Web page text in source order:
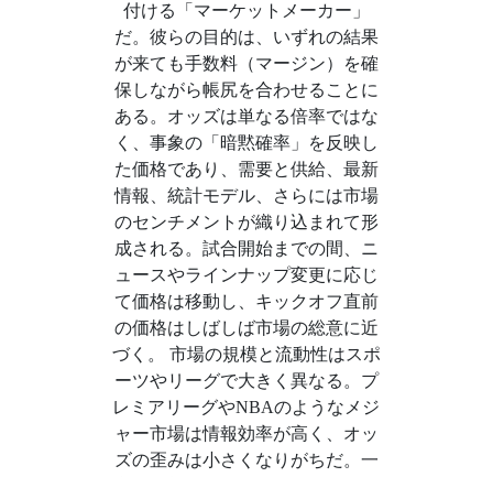
付ける「マーケットメーカー」
だ。彼らの目的は、いずれの結果
が来ても手数料（マージン）を確
保しながら帳尻を合わせることに
ある。オッズは単なる倍率ではな
く、事象の「暗黙確率」を反映し
た価格であり、需要と供給、最新
情報、統計モデル、さらには市場
のセンチメントが織り込まれて形
成される。試合開始までの間、ニ
ュースやラインナップ変更に応じ
て価格は移動し、キックオフ直前
の価格はしばしば市場の総意に近
づく。 市場の規模と流動性はスポ
ーツやリーグで大きく異なる。プ
レミアリーグやNBAのようなメジ
ャー市場は情報効率が高く、オッ
ズの歪みは小さくなりがちだ。一